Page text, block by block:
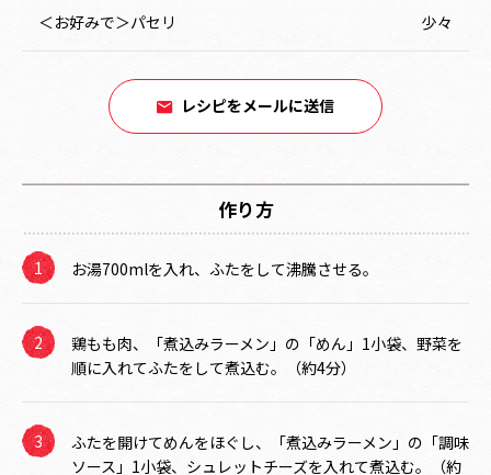
＜お好みで＞パセリ 少々
レシピをメールに送信
作り方
お湯700mlを入れ、ふたをして沸騰させる。
鶏もも肉、「煮込みラーメン」の「めん」1小袋、野菜を
順に入れてふたをして煮込む。（約4分）
ふたを開けてめんをほぐし、「煮込みラーメン」の「調味
ソース」1小袋、シュレットチーズを入れて煮込む。（約